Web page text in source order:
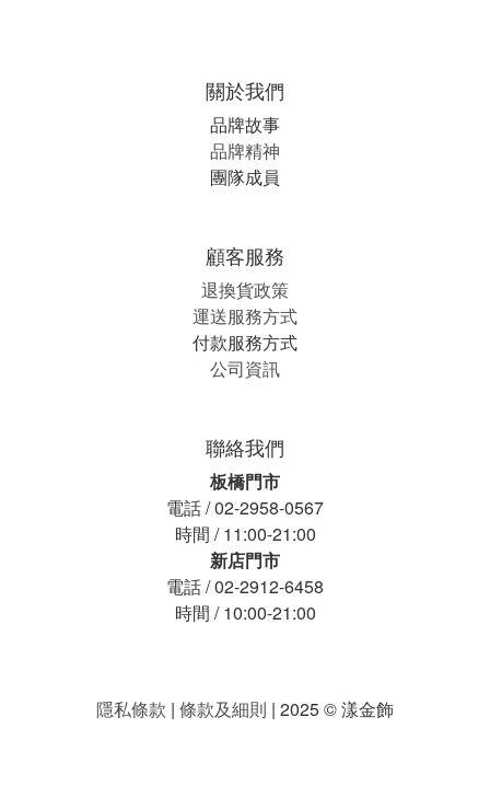
關於我們
品牌故事
品牌精神
團隊成員
顧客服務
退換貨政策
運送服務方式
付款服務方式
公司資訊
聯絡我們
板橋門市
電話 / 02-2958-0567
時間 / 11:00-21:00
新店門市
電話 / 02-2912-6458
時間 / 10:00-21:00
隱私條款 | 條款及細則 | 2025 © 漾金飾